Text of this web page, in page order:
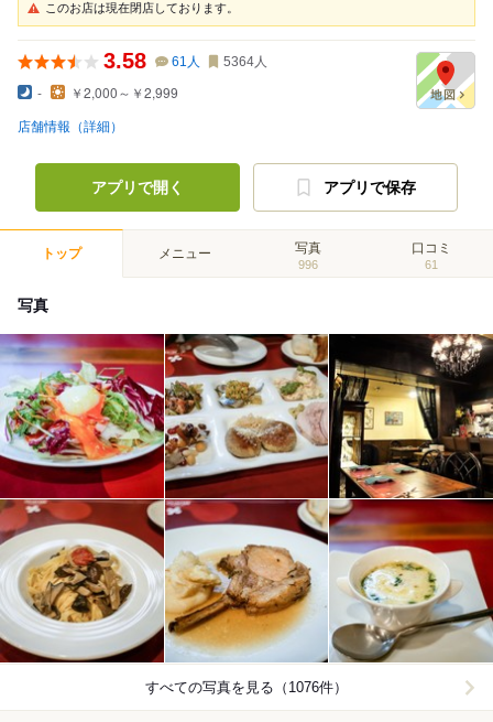
このお店は現在閉店しております。
3.58 61 人 5364人
- ￥2,000～￥2,999
店舗情報（詳細）
アプリで開く アプリで保存
トップ メニュー 写真
996
口コミ
61
写真
すべての写真を見る（1076件）